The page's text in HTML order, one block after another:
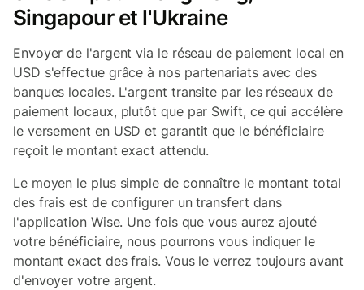
Singapour et l'Ukraine
Envoyer de l'argent via le réseau de paiement local en
USD s'effectue grâce à nos partenariats avec des
banques locales. L'argent transite par les réseaux de
paiement locaux, plutôt que par Swift, ce qui accélère
le versement en USD et garantit que le bénéficiaire
reçoit le montant exact attendu.
Le moyen le plus simple de connaître le montant total
des frais est de configurer un transfert dans
l'application Wise. Une fois que vous aurez ajouté
votre bénéficiaire, nous pourrons vous indiquer le
montant exact des frais. Vous le verrez toujours avant
d'envoyer votre argent.